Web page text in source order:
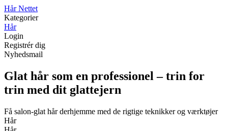
Hår Nettet
Kategorier
Hår
Login
Registrér dig
Nyhedsmail
Glat hår som en professionel – trin for
trin med dit glattejern
Få salon-glat hår derhjemme med de rigtige teknikker og værktøjer
Hår